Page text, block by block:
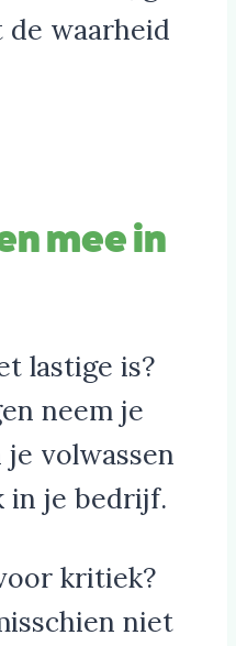
de waarheid
mee in
lastige is?
neem je
volwassen
in je bedrijf.
kritiek?
niet